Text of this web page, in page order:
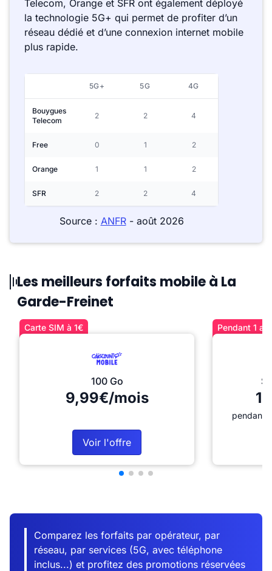
Telecom, Orange et SFR ont également déployé
la technologie 5G+ qui permet de profiter d’un
réseau dédié et d’une connexion internet mobile
plus rapide.
5G+ 5G 4G
Bouygues
Telecom
2 2 4
Free 0 1 2
Orange 1 1 2
SFR 2 2 4
Source : ANFR- août 2026
Les meilleurs forfaits mobile à La
Garde-Freinet
Carte SIM à 1€
100 Go
9,99€/mois
Voir l'offre
Pendant 1
pendant
Comparez les forfaits par opérateur, par
réseau, par services (5G, avec téléphone
inclus...) et profitez des promotions réservées